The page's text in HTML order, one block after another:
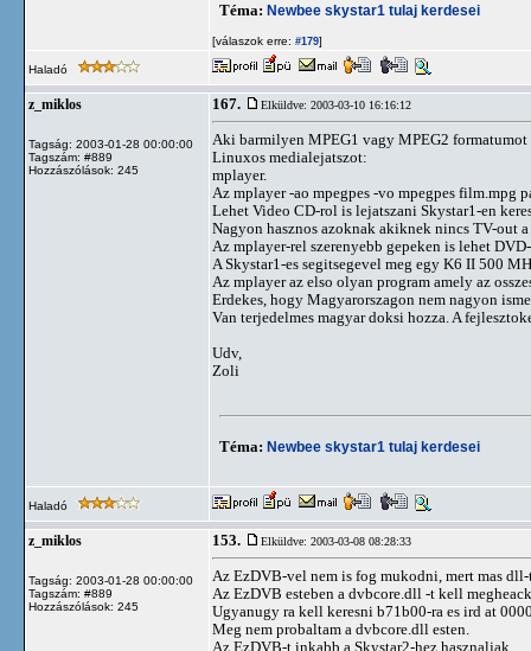
Téma: Newbee skystar1 tulaj kerdesei
[válaszok erre: #179]
Haladó
z_miklos
Tagság: 2003-01-28 00:00:00
Tagszám: #889
Hozzászólások: 245
167. Elküldve: 2003-03-10 16:16:12
Aki barmilyen MPEG1 vagy MPEG2
Linuxos medialejatszot:
mplayer.
Az mplayer -ao mpegpes -vo mpegpes film.mpg
Lehet Video CD-rol is lejatszani Skystar1-en
Nagyon hasznos azoknak akiknek nincs TV-out
Az mplayer-rel szerenyebb gepeken is lehet
A Skystar1-es segitsegevel meg egy K6 II 500
Az mplayer az elso olyan program amely az
Erdekes, hogy Magyarorszagon nem nagyon
Van terjedelmes magyar doksi hozza. A
Udv,
Zoli
Téma: Newbee skystar1 tulaj kerdesei
Haladó
z_miklos
Tagság: 2003-01-28 00:00:00
Tagszám: #889
Hozzászólások: 245
153. Elküldve: 2003-03-08 08:28:33
Az EzDVB-vel nem is fog mukodni, mert mas
Az EzDVB esteben a dvbcore.dll -t kell
Ugyanugy ra kell keresni b71b00-ra es ird at
Meg nem probaltam a dvbcore.dll esten.
Az EzDVB-t inkabb a Skystar2-hez hasznaljak.